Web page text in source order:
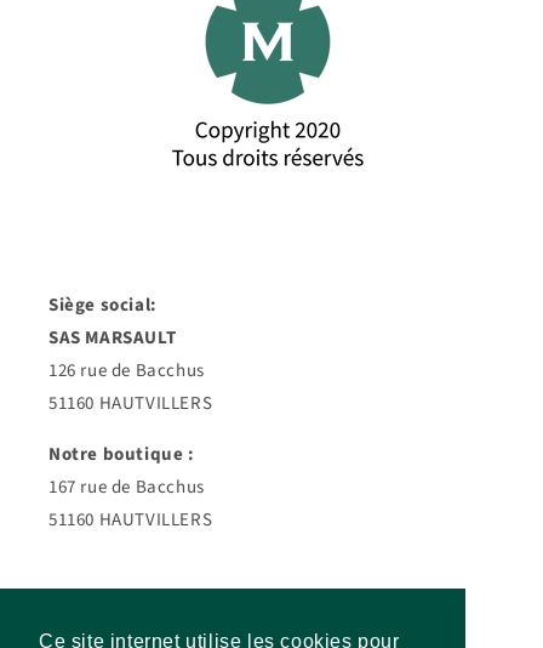
Ce site internet utilise les cookies pour
Ce site internet utilise les cookies pour
Siège social:
SAS MARSAULT
126 rue de Bacchus
51160 HAUTVILLERS
Notre boutique :
167 rue de Bacchus
51160 HAUTVILLERS